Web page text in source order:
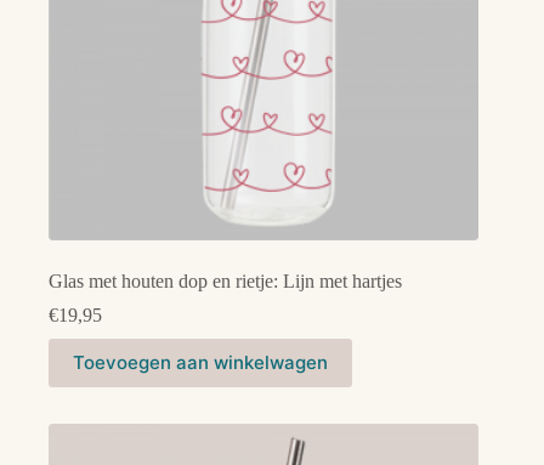
Glas met houten dop en rietje: Lijn met hartjes
€19,95
Toevoegen aan winkelwagen